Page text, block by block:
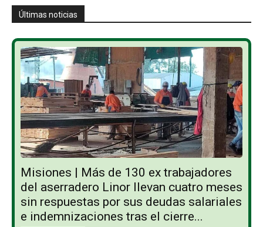
Últimas noticias
Misiones | Más de 130 ex trabajadores
del aserradero Linor llevan cuatro meses
sin respuestas por sus deudas salariales
e indemnizaciones tras el cierre...